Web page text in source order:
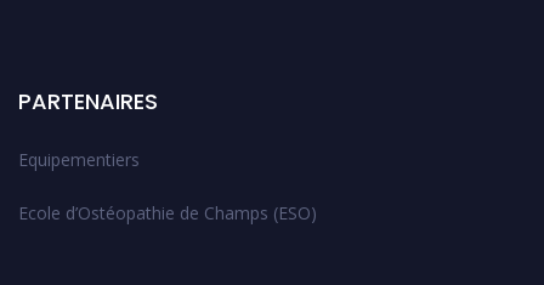
PARTENAIRES
Equipementiers
Ecole d’Ostéopathie de Champs (ESO)